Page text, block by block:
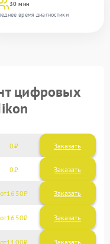
30 мин
время диагностики
цифровых
0 Заказать
0 Заказать
1650
1650
1100